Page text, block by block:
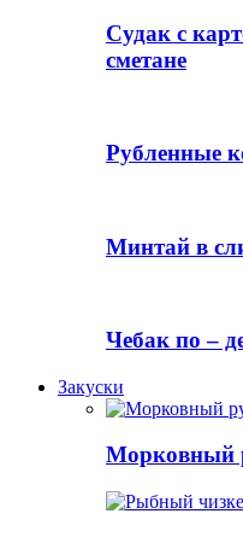
Судак с
сметане
Рубленные
Минтай в
Чебак по –
Закуски
Морковный